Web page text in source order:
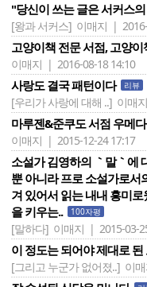
"당신이 쓰는 글은 서커스
[왕과 서커스] 이매지 |
고양이책 전문 서점, 고양
이매지 | 2016-08-18 14:10
사랑도 결국 패턴이다 리뷰
[우리가 사랑에 대해 ..] 이매
마루젠&준쿠도 서점 우메
이매지 | 2015-12-24 17:17
소설가 김영하의 ｀말｀에
뿐 아니라 프로 소설가로서
겨 있어서 읽는 내내 흥미
을 키우는..
100자평
[말하다] 이매지 | 2015-03-
이 정도는 되어야 제대로 된
[그리고 누군가 없어졌..] 이